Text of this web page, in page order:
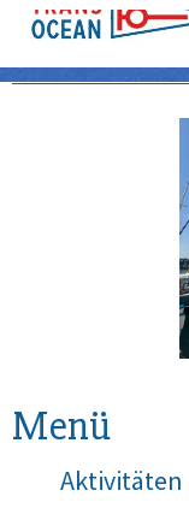
Menü
Aktivitäten